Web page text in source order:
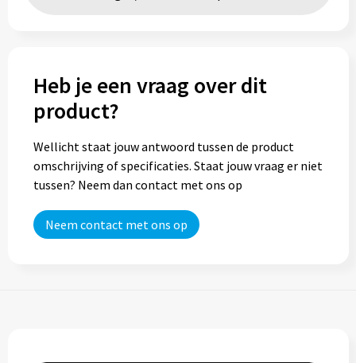
Heb je een vraag over dit
product?
Wellicht staat jouw antwoord tussen de product
omschrijving of specificaties. Staat jouw vraag er niet
tussen? Neem dan contact met ons op
Neem contact met ons op